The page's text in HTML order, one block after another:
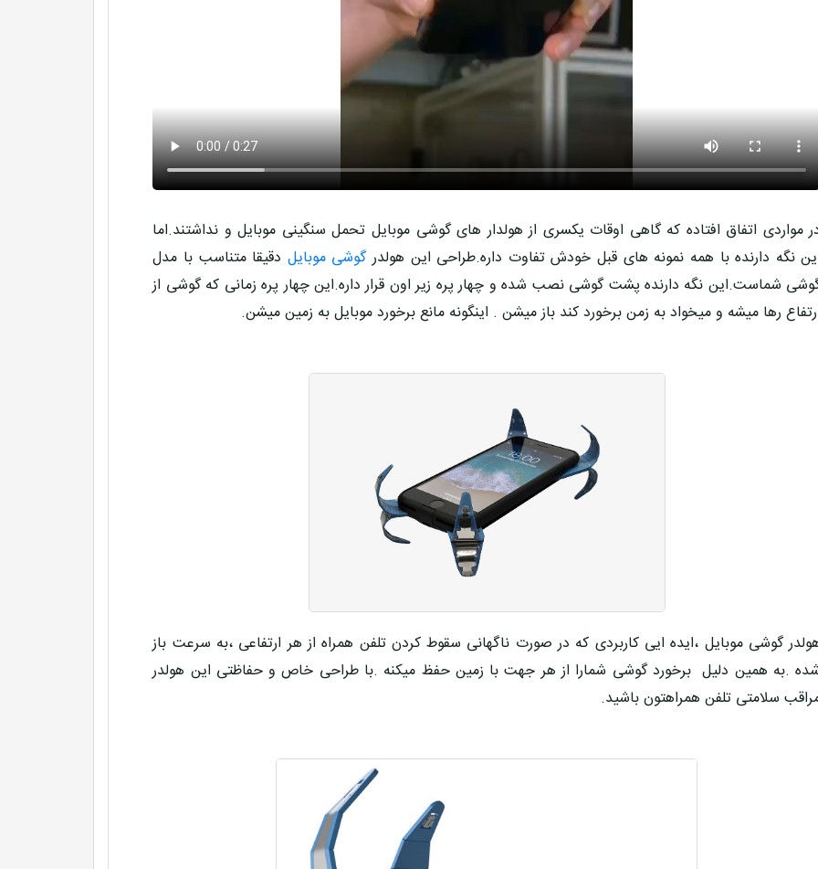
مواردی اتفاق افتاده که گاهی اوقات یکسری از هولدار های گوشی موبایل تحمل سنگینی موبایل و نداشتند.اما
نگه دارنده با همه نمونه های قبل خودش تفاوت داره.طراحی این هولدرگوشی موبایل دقیقا متناسب با مدل
شماست.این نگه دارنده پشت گوشی نصب شده و چهار پره زیر اون قرار داره.این چهار پره زمانی که گوشی از
رها میشه و میخواد به زمن برخورد کند باز میشن . اینگونه مانع برخورد موبایل به زمین میشن.
گوشی موبایل ،ایده ایی کاربردی که در صورت ناگهانی سقوط کردن تلفن همراه از هر ارتفاعی ،به سرعت باز
.به همین دلیل برخورد گوشی شمارا از هر جهت با زمین حفظ میکنه .با طراحی خاص و حفاظتی این هولدر
سلامتی تلفن همراهتون باشید.